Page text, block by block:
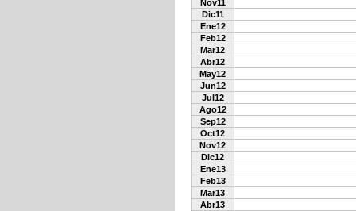
Nov11
Dic11
Ene12
Feb12
Mar12
Abr12
May12
Jun12
Jul12
Ago12
Sep12
Oct12
Nov12
Dic12
Ene13
Feb13
Mar13
Abr13